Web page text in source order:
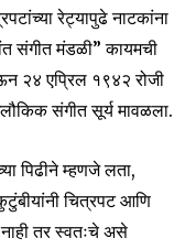
रेट्यापुढे नाटकांना
संगीत मंडळी” कायमची
२४ एप्रिल १९४२ रोजी
संगीत सूर्य मावळला.
पिढीने म्हणजे लता,
चित्रपट आणि
तर स्वतःचे असे